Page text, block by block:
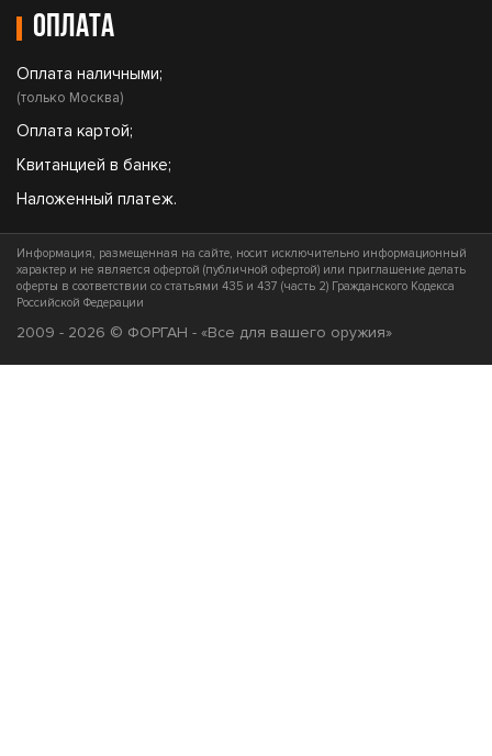
Оплата
Оплата наличными;
(только Москва)
Оплата картой;
Квитанцией в банке;
Наложенный платеж.
Информация, размещенная на сайте, носит исключительно информационный
характер и не является офертой (публичной офертой) или приглашение делать
оферты в соответствии со статьями 435 и 437 (часть 2) Гражданского Кодекса
Российской Федерации
2009 - 2026 © ФОРГАН - «Все для вашего оружия»